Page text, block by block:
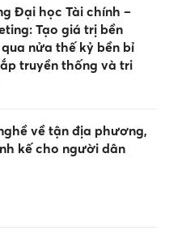
Đại học Tài chính –
Tạo giá trị bền
nửa thế kỷ bền bỉ
truyền thống và tri
về tận địa phương,
kế cho người dân